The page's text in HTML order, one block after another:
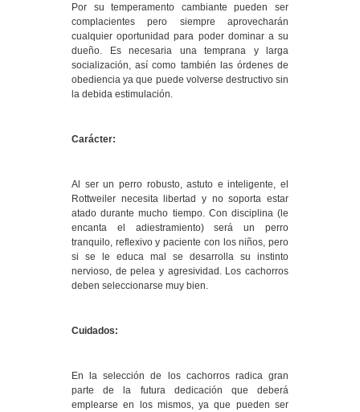
Por su temperamento cambiante pueden ser
complacientes pero siempre aprovecharán
cualquier oportunidad para poder dominar a su
dueño. Es necesaria una temprana y larga
socialización, así como también las órdenes de
obediencia ya que puede volverse destructivo sin
la debida estimulación.
Carácter:
Al ser un perro robusto, astuto e inteligente, el
Rottweiler necesita libertad y no soporta estar
atado durante mucho tiempo. Con disciplina (le
encanta el adiestramiento) será un perro
tranquilo, reflexivo y paciente con los niños, pero
si se le educa mal se desarrolla su instinto
nervioso, de pelea y agresividad. Los cachorros
deben seleccionarse muy bien.
Cuidados:
En la selección de los cachorros radica gran
parte de la futura dedicación que deberá
emplearse en los mismos, ya que pueden ser